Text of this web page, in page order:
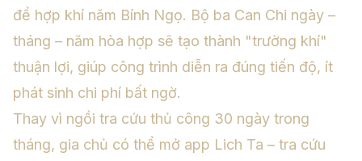
để hợp khí năm Bính Ngọ. Bộ ba Can Chi ngày –
tháng – năm hòa hợp sẽ tạo thành "trường khí"
thuận lợi, giúp công trình diễn ra đúng tiến độ, ít
phát sinh chi phí bất ngờ.
Thay vì ngồi tra cứu thủ công 30 ngày trong
tháng, gia chủ có thể mở app Lich Ta – tra cứu